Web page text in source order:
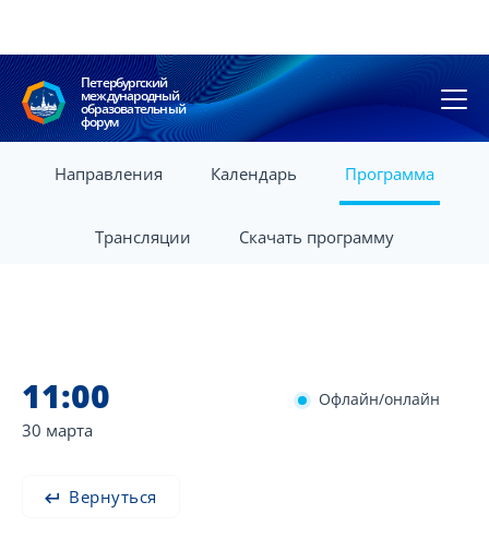
Петербургский
международный
образовательный
форум
Направления Календарь Программа
Трансляции Скачать программу
11:00
30 марта
Офлайн/онлайн
Вернуться